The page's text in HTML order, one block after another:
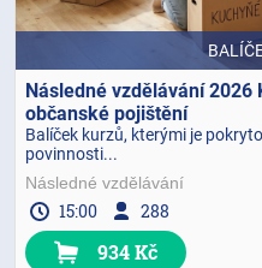
Následné vzdělávání
občanské pojištění
Balíček kurzů, kterými je
povinnosti...
Následné vzdělávání
15:00 288
934 Kč